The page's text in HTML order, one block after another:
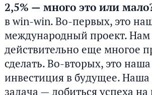
2,5% — много это или
в win-win. Во-первых, это
международный проект. Нам
действительно еще многое
сделать. Во-вторых, это наша
инвестиция в будущее. Наша
задача — добиться успеха